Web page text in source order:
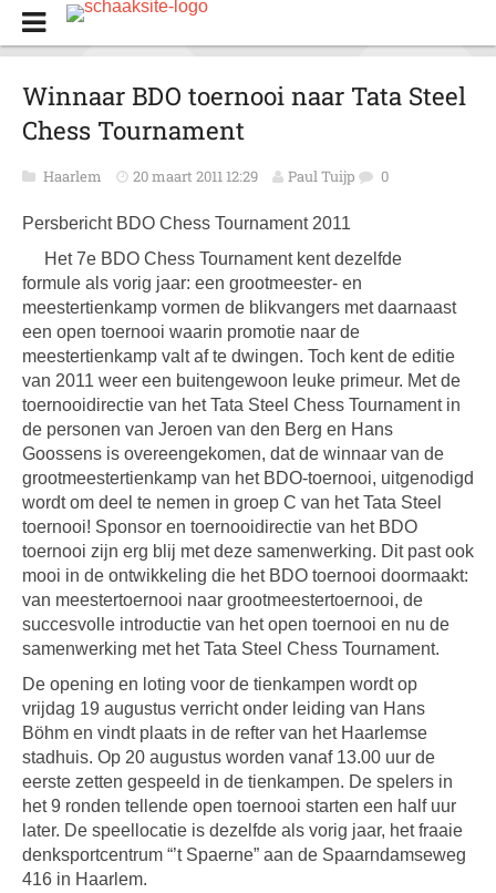
Winnaar BDO toernooi naar Tata Steel
Chess Tournament
Haarlem 20 maart 2011 12:29 Paul Tuijp 0
Persbericht BDO Chess Tournament 2011
Het 7e BDO Chess Tournament kent dezelfde
formule als vorig jaar: een grootmeester- en
meestertienkamp vormen de blikvangers met daarnaast
een open toernooi waarin promotie naar de
meestertienkamp valt af te dwingen. Toch kent de editie
van 2011 weer een buitengewoon leuke primeur. Met de
toernooidirectie van het Tata Steel Chess Tournament in
de personen van Jeroen van den Berg en Hans
Goossens is overeengekomen, dat de winnaar van de
grootmeestertienkamp van het BDO-toernooi, uitgenodigd
wordt om deel te nemen in groep C van het Tata Steel
toernooi! Sponsor en toernooidirectie van het BDO
toernooi zijn erg blij met deze samenwerking. Dit past ook
mooi in de ontwikkeling die het BDO toernooi doormaakt:
van meestertoernooi naar grootmeestertoernooi, de
succesvolle introductie van het open toernooi en nu de
samenwerking met het Tata Steel Chess Tournament.
De opening en loting voor de tienkampen wordt op
vrijdag 19 augustus verricht onder leiding van Hans
Böhm en vindt plaats in de refter van het Haarlemse
stadhuis. Op 20 augustus worden vanaf 13.00 uur de
eerste zetten gespeeld in de tienkampen. De spelers in
het 9 ronden tellende open toernooi starten een half uur
later. De speellocatie is dezelfde als vorig jaar, het fraaie
denksportcentrum “’t Spaerne” aan de Spaarndamseweg
416 in Haarlem.